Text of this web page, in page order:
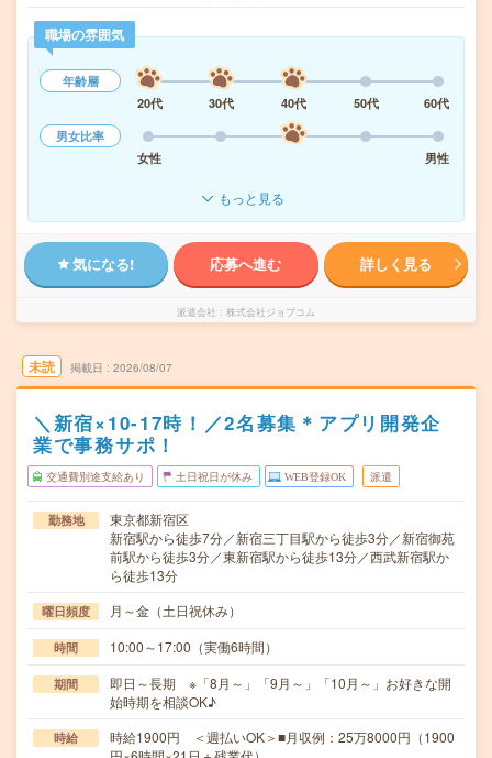
職場の雰囲気
年齢層
20代
30代 40代 50代
60代
男女比率
女性
男性
もっと見る
気になる! 応募へ進む 詳しく見る
派遣会社 株式会社ジョブコム
未読 掲載日 2026/08/07
＼新宿×10-17時！／2名募集＊アプリ開発企
業で事務サポ！
交通費別途支給あり 土日祝日が休み WEB登録OK 派遣
勤務地
東京都新宿区
新宿駅から徒歩7分／新宿三丁目駅から徒歩3分／新宿御苑
前駅から徒歩3分／東新宿駅から徒歩13分／西武新宿駅か
ら徒歩13分
曜日頻度 月～金（土日祝休み）
時間 10:00～17:00（実働6時間）
期間
即日～長期 ※「8月～」「9月～」「10月～」お好きな開
始時期を相談OK♪
時給
時給1900円 ＜週払いOK＞■月収例：25万8000円（1900